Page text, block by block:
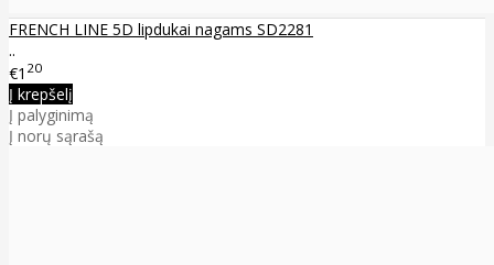
FRENCH LINE 5D lipdukai nagams SD2281
..
€1 20
Į krepšelį
Į palyginimą
Į norų sąrašą